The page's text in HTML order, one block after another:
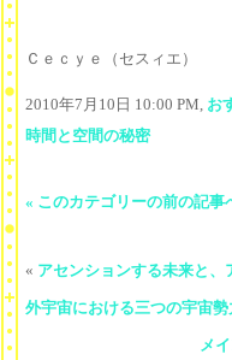
Ｃｅｃｙｅ（セスィエ）
2010年7月10日 10:00 PM, お
時間と空間の秘密
« このカテゴリーの前の記事
« アセンションする未来と
外宇宙における三つの宇宙勢
メ